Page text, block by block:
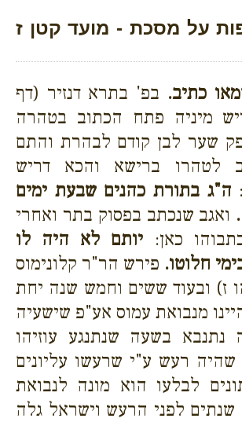
על מסכת - מועד קטן ז
כתיב. בפ' בתרא דנזיר (דף
מיניה פתח הכתוב בטהרה
שער לבן קודם לבהרת והתם
לטהרו ברישא והכא דריש
ה"ג בתורת כהנים שבעת ימים
ואגב שנכתב בפסוק בתר ואחרי
כאן: יותם לא היה לו
חלוטו. פירש הר"ר קלונימוס
ז) ובעוד ששים וחמש שנה יחת
מנבואת עמוס אע"פ שישעיה
נתנבא בשעה שנתנגע עוזיהו
שהיה רעש ע"י שרעשו עליונים
לבלעו הוא מונה לנבואת
לפני הרעש וישראל גלה